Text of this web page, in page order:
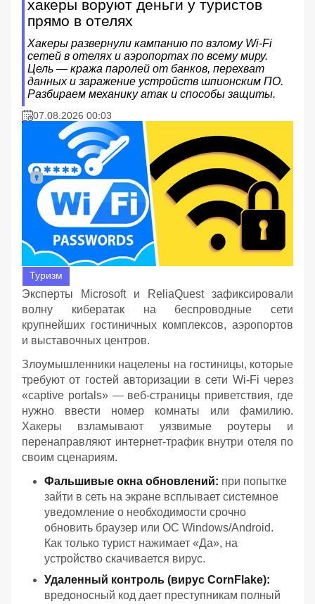
хакеры воруют деньги у туристов
прямо в отелях
Хакеры развернули кампанию по взлому Wi-Fi
сетей в отелях и аэропортах по всему миру.
Цель — кража паролей от банков, перехват
данных и заражение устройств шпионским ПО.
Разбираем механику атак и способы защиты.
07.08.2026 00:03
Туризм
Эксперты Microsoft и ReliaQuest зафиксировали
волну кибератак на беспроводные сети
крупнейших гостиничных комплексов, аэропортов
и выставочных центров.
Злоумышленники нацелены на гостиницы, которые
требуют от гостей авторизации в сети Wi-Fi через
«captive portals» — веб-страницы приветствия, где
нужно ввести номер комнаты или фамилию.
Хакеры взламывают уязвимые роутеры и
перенаправляют интернет-трафик внутри отеля по
своим сценариям.
Фальшивые окна обновлений: при попытке
зайти в сеть на экране всплывает системное
уведомление о необходимости срочно
обновить браузер или ОС Windows/Android.
Как только турист нажимает «Да», на
устройство скачивается вирус.
Удаленный контроль (вирус CornFlake):
вредоносный код дает преступникам полный